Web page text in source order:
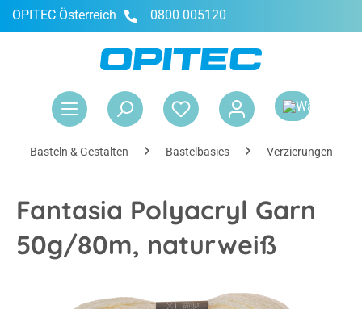
springen
OPITEC Österreich 0800 005120
Basteln & Gestalten Bastelbasics Verzierungen &
Fantasia Polyacryl Garn
50g/80m, naturweiß